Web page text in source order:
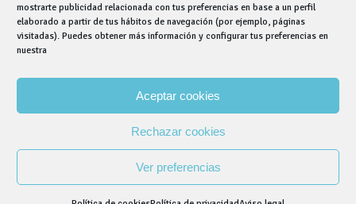
mostrarte publicidad relacionada con tus preferencias en base a un perfil
elaborado a partir de tus hábitos de navegación (por ejemplo, páginas
visitadas). Puedes obtener más información y configurar tus preferencias en
nuestra
Aceptar cookies
Rechazar cookies
Ver preferencias
GRAPHENANO DENTAL, S.L. tratará sus datos
personales para gestionar suscripción para recibir
ejercer sus derechos de acceso, rectificación,
más información en nuestra Política de Privacidad.